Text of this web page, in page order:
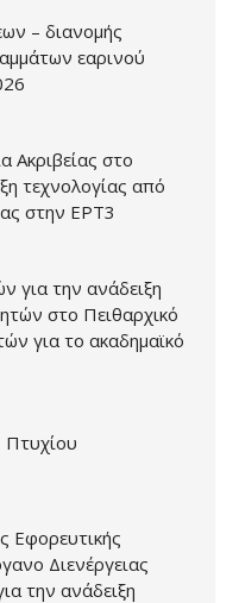
– διανομής
εαρινού
Ακριβείας στο
τεχνολογίας από
στην ΕΡΤ3
για την ανάδειξη
στο Πειθαρχικό
για το ακαδημαϊκό
Πτυχίου
Εφορευτικής
Διενέργειας
την ανάδειξη